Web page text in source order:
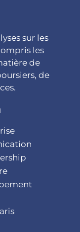
sur les
les
de
de